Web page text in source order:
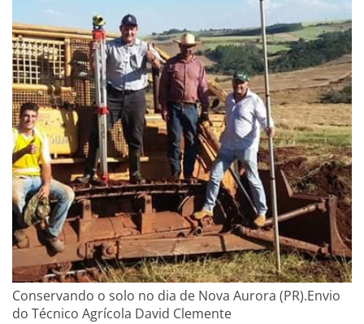
Conservando o solo no dia de Nova Aurora (PR).Envio
do Técnico Agrícola David Clemente​